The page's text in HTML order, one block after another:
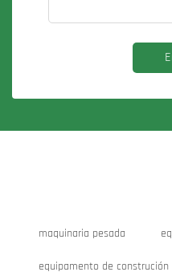
maquinaria pesada
equipamento de construción